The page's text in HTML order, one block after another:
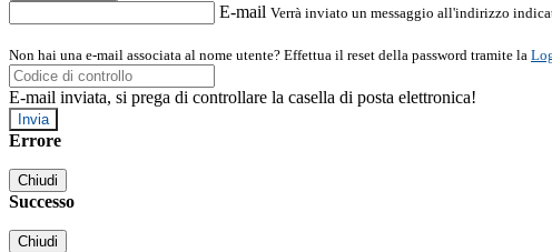
E-mail Verrà inviato un messaggio all'indirizzo
Non hai una e-mail associata al nome utente? Effettua il reset della password tramite la
E-mail inviata, si prega di controllare la casella di posta elettronica!
Errore
Chiudi
Successo
Chiudi